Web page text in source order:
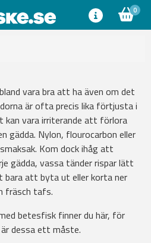
0
vara bra att ha även om det
är ofta precis lika förtjusta i
kan vara irriterande att förlora
gädda. Nylon, flourocarbon eller
Kom dock ihåg att
gädda, vassa tänder rispar lätt
bara att byta ut eller korta ner
fräsch tafs.
betesfisk finner du här, för
dessa ett måste.